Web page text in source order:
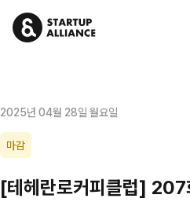
2025년 04월 28일 월요일
마감
[테헤란로커피클럽]